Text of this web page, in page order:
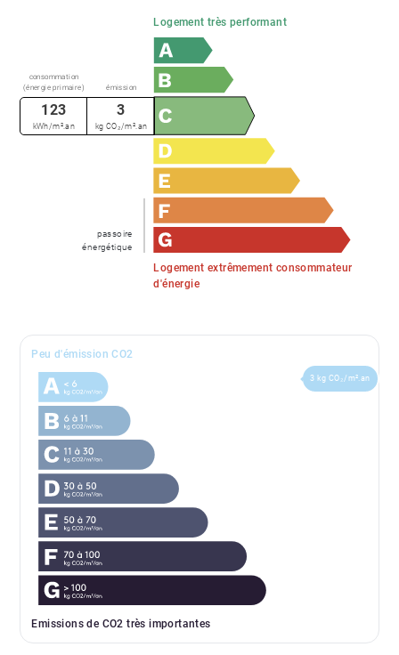
Logement très performant
Logement extrêmement consommateur
d'énergie
passoire
énergétique
consommation
(énergie primaire)
émission
123
kWh/m².an
3
kg CO₂/m².an
Peu d'émission CO2
Emissions de CO2 très importantes
3 kg CO₂/m².an